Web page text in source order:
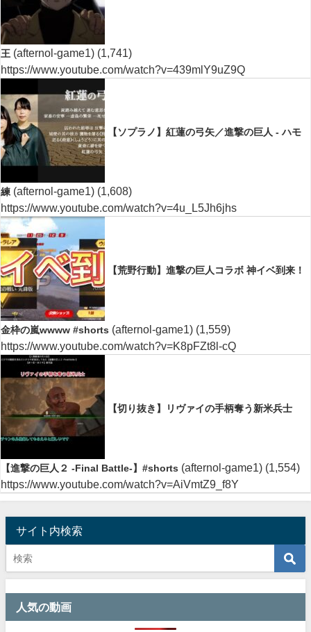
王 (afternol-game1) (1,741)
https://www.youtube.com/watch?v=439mlY9uZ9Q
【ソプラノ】紅蓮の弓矢／進撃の巨人 - ハモ
練 (afternol-game1) (1,608)
https://www.youtube.com/watch?v=4u_L5Jh6jhs
【荒野行動】進撃の巨人コラボ 神イベ到来！
金枠の嵐wwww #shorts (afternol-game1) (1,559)
https://www.youtube.com/watch?v=K8pFZt8l-cQ
【切り抜き】リヴァイの手柄奪う新米兵士
【進撃の巨人２ -Final Battle-】#shorts (afternol-game1) (1,554)
https://www.youtube.com/watch?v=AiVmtZ9_f8Y
サイト内検索
人気の動画